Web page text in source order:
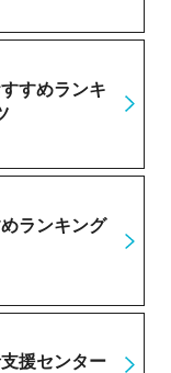
すめランキ
ランキング
援センター